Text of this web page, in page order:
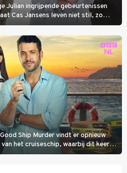
Julian ingrijpende gebeurtenissen
Cas Jansens leven niet stil, zo
Kaart.
Ship Murder vindt er opnieuw
het cruiseschip, waarbij dit keer
is en kapitein Marlowe de dader